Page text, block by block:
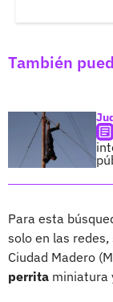
También
Para esta
solo en las
Ciudad Madero
perrita miniatura